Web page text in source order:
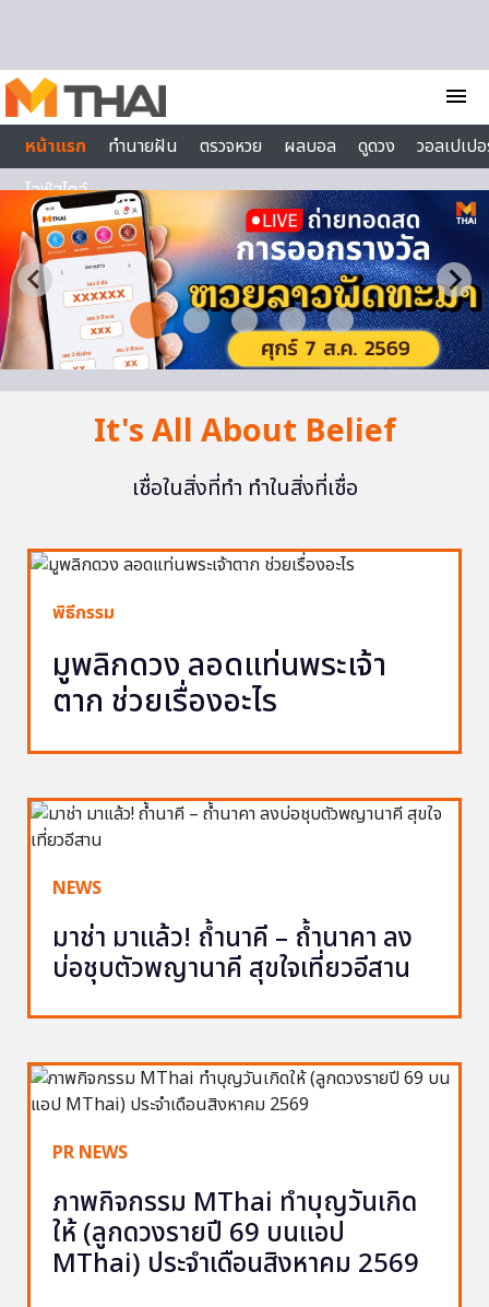
menu
หน้าแรก
ทำนายฝัน ตรวจหวย ผลบอล ดูดวง
วอลเปเป
ไลฟ์สไตล์
It's All About Belief
เชื่อในสิ่งที่ทำ ทำในสิ่งที่เชื่อ
พิธีกรรม
มูพลิกดวง ลอดแท่นพระเจ้า
ตาก ช่วยเรื่องอะไร
NEWS
มาช่า มาแล้ว! ถ้ำนาคี – ถ้ำนาคา ลง
บ่อชุบตัวพญานาคี สุขใจเที่ยวอีสาน
PR NEWS
ภาพกิจกรรม MThai ทำบุญวันเกิด
ให้ (ลูกดวงรายปี 69 บนแอป
MThai) ประจำเดือนสิงหาคม 2569